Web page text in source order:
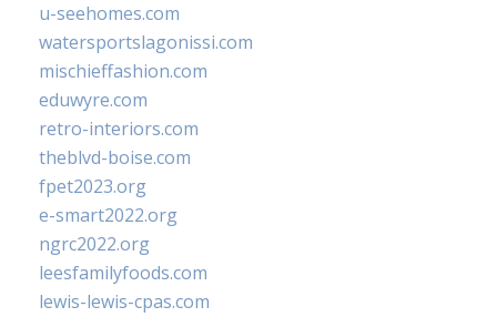
u-seehomes.com
watersportslagonissi.com
mischieffashion.com
eduwyre.com
retro-interiors.com
theblvd-boise.com
fpet2023.org
e-smart2022.org
ngrc2022.org
leesfamilyfoods.com
lewis-lewis-cpas.com